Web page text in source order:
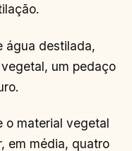
água destilada,
um pedaço
o material vegetal
em média, quatro